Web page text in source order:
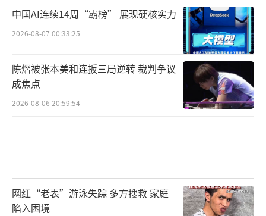
中国AI连续14周“霸榜” 展现硬核实力
2026-08-07 00:33:25
陈熠被张本美和连扳三局逆转 裁判争议
成焦点
2026-08-06 20:59:54
网红“老表”游泳失踪 多方搜救 家庭
陷入困境